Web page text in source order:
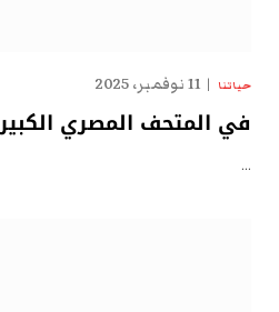
حياتنا 11 نوفمبر، 2025
في المتحف المصري
…